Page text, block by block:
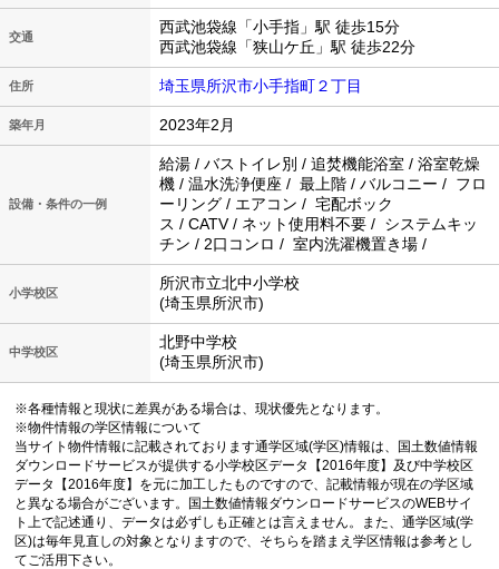
交通
西武池袋線「小手指」駅 徒歩15分
西武池袋線「狭山ケ丘」駅 徒歩22分
住所 埼玉県所沢市小手指町２丁目
築年月 2023年2月
設備・条件の一例
給湯 / バストイレ別 / 追焚機能浴室 / 浴室乾燥
機 / 温水洗浄便座 / 最上階 / バルコニー / フロ
ーリング / エアコン / 宅配ボック
ス / CATV / ネット使用料不要 / システムキッ
チン / 2口コンロ / 室内洗濯機置き場 /
小学校区
所沢市立北中小学校
(埼玉県所沢市)
中学校区
北野中学校
(埼玉県所沢市)
※各種情報と現状に差異がある場合は、現状優先となります。
※物件情報の学区情報について
当サイト物件情報に記載されております通学区域(学区)情報は、国土数値情報
ダウンロードサービスが提供する小学校区データ【2016年度】及び中学校区
データ【2016年度】を元に加工したものですので、記載情報が現在の学区域
と異なる場合がございます。国土数値情報ダウンロードサービスのWEBサイ
ト上で記述通り、データは必ずしも正確とは言えません。また、通学区域(学
区)は毎年見直しの対象となりますので、そちらを踏まえ学区情報は参考とし
てご活用下さい。